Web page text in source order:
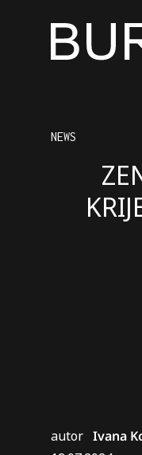
NEWS
autor Ivana